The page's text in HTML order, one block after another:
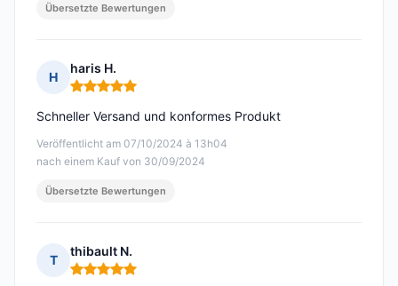
Übersetzte Bewertungen
H
haris H.
Hinweis: 5 von 5
Veröffentlicht am 07/10/2024 à 13h04
nach einem Kauf von 30/09/2024
Schneller Versand und konformes Produkt
Übersetzte Bewertungen
T
thibault N.
Hinweis: 5 von 5